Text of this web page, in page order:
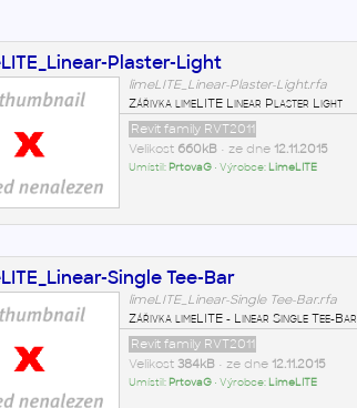
Plaster-Light
limeLITE_Linear-Plaster-Light.rfa
Zářivka limeLITE Linear Plaster Light
Revit family RVT2011
Velikost 660kB• ze dne 12.11.2015
Umístil: PrtovaG• Výrobce: LimeLITE
Single Tee-Bar
limeLITE_Linear-Single Tee-Bar.rfa
Zářivka limeLITE - Linear Single Tee-Bar
Revit family RVT2011
Velikost 384kB• ze dne 12.11.2015
Umístil: PrtovaG• Výrobce: LimeLITE